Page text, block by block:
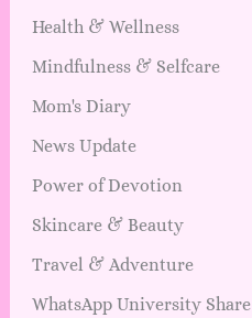
Health & Wellness
Mindfulness & Selfcare
Mom's Diary
News Update
Power of Devotion
Skincare & Beauty
Travel & Adventure
WhatsApp University Share